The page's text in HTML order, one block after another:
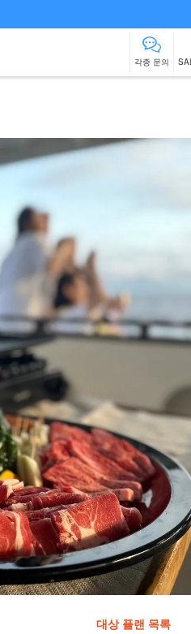
각종 문의
관광 투어
대상 플랜 목록